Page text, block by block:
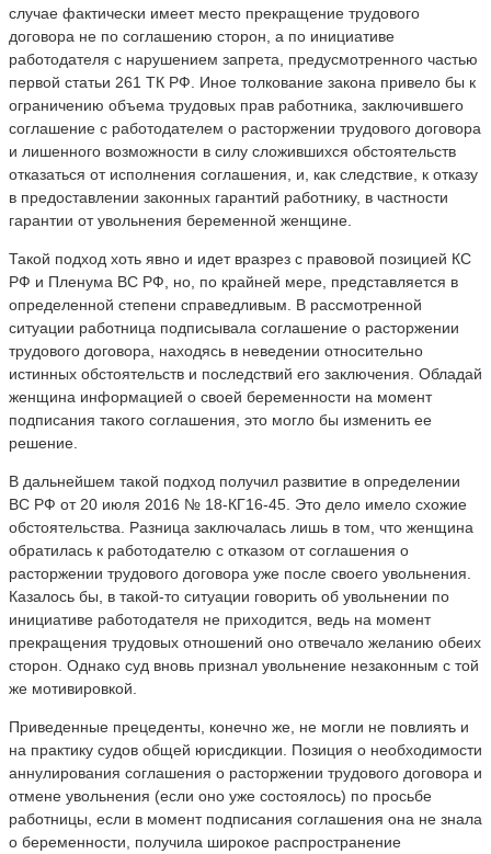
случае фактически имеет место прекращение трудового
договора не по соглашению сторон, а по инициативе
работодателя с нарушением запрета, предусмотренного частью
первой статьи 261 ТК РФ. Иное толкование закона привело бы к
ограничению объема трудовых прав работника, заключившего
соглашение с работодателем о расторжении трудового договора
и лишенного возможности в силу сложившихся обстоятельств
отказаться от исполнения соглашения, и, как следствие, к отказу
в предоставлении законных гарантий работнику, в частности
гарантии от увольнения беременной женщине.
Такой подход хоть явно и идет вразрез с правовой позицией КС
РФ и Пленума ВС РФ, но, по крайней мере, представляется в
определенной степени справедливым. В рассмотренной
ситуации работница подписывала соглашение о расторжении
трудового договора, находясь в неведении относительно
истинных обстоятельств и последствий его заключения. Обладай
женщина информацией о своей беременности на момент
подписания такого соглашения, это могло бы изменить ее
решение.
В дальнейшем такой подход получил развитие в определении
ВС РФ от 20 июля 2016 № 18-КГ16-45. Это дело имело схожие
обстоятельства. Разница заключалась лишь в том, что женщина
обратилась к работодателю с отказом от соглашения о
расторжении трудового договора уже после своего увольнения.
Казалось бы, в такой-то ситуации говорить об увольнении по
инициативе работодателя не приходится, ведь на момент
прекращения трудовых отношений оно отвечало желанию обеих
сторон. Однако суд вновь признал увольнение незаконным с той
же мотивировкой.
Приведенные прецеденты, конечно же, не могли не повлиять и
на практику судов общей юрисдикции. Позиция о необходимости
аннулирования соглашения о расторжении трудового договора и
отмене увольнения (если оно уже состоялось) по просьбе
работницы, если в момент подписания соглашения она не знала
о беременности, получила широкое распространение